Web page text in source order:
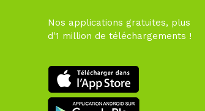
Nos applications gratuites, plus
d'1 million de téléchargements !